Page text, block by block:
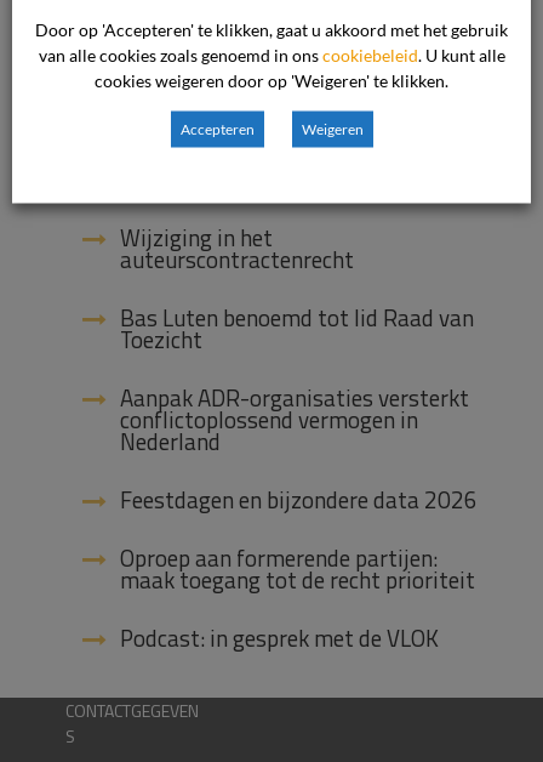
netbeheerders als eerste
geregistreerd bij de
Toetsingscommissie
Toegang tot het recht moet voor
iedereen duidelijk en laagdrempelig
Wijziging in het
auteurscontractenrecht
Bas Luten benoemd tot lid Raad van
Toezicht
Aanpak ADR-organisaties versterkt
conflictoplossend vermogen in
Nederland
Feestdagen en bijzondere data 2026
Oproep aan formerende partijen:
maak toegang tot de recht prioriteit
Podcast: in gesprek met de VLOK
CONTACTGEGEVEN
S
Door op 'Accepteren' te klikken, gaat u akkoord met het gebruik
van alle cookies zoals genoemd in onscookiebeleid. U kunt alle
cookies weigeren door op 'Weigeren' te klikken.
Accepteren Weigeren